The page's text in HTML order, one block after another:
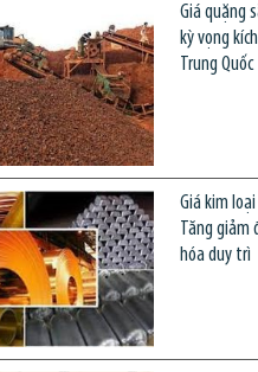
Giá quặng
kỳ vọng
Trung Quốc
Giá kim
Tăng giảm
hóa duy trì